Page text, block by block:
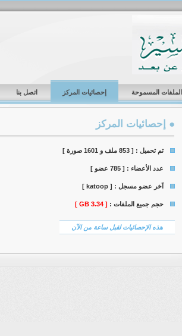
الملفات المسموحة إحصائيات المركز اتصل بنا
● إحصائيات المركز
تم تحميل : [ 853 ملف و 1601 صورة ]
عدد الأعضاء : [ 785 عضو ]
آخر عضو مسجل : [ katoop ]
حجم جميع الملفات : [ 3.34 GB ]
هذه الإحصائيات لقبل ساعة من الآن